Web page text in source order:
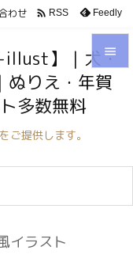



わせ  RSS Feedly
illust】｜犬・
ぬりえ・年賀
多数無料
ご提供します。
イラスト